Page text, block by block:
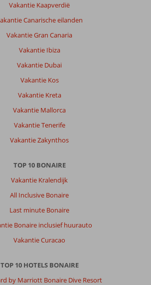
Vakantie Kaapverdië
Canarische eilanden
Vakantie Gran Canaria
Vakantie Ibiza
Vakantie Dubai
Vakantie Kos
Vakantie Kreta
Vakantie Mallorca
Vakantie Tenerife
Vakantie Zakynthos
TOP 10 BONAIRE
Vakantie Kralendijk
All Inclusive Bonaire
Last minute Bonaire
Bonaire inclusief huurauto
Vakantie Curacao
TOP 10 HOTELS BONAIRE
by Marriott Bonaire Dive Resort